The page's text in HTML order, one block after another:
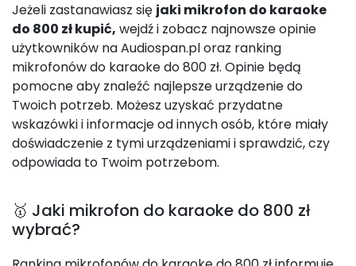
Jeżeli zastanawiasz się jaki mikrofon do karaoke
do 800 zł kupić, wejdź i zobacz najnowsze opinie
użytkowników na Audiospan.pl oraz ranking
mikrofonów do karaoke do 800 zł. Opinie będą
pomocne aby znaleźć najlepsze urządzenie do
Twoich potrzeb. Możesz uzyskać przydatne
wskazówki i informacje od innych osób, które miały
doświadczenie z tymi urządzeniami i sprawdzić, czy
odpowiada to Twoim potrzebom.
🥇 Jaki mikrofon do karaoke do 800 zł
wybrać?